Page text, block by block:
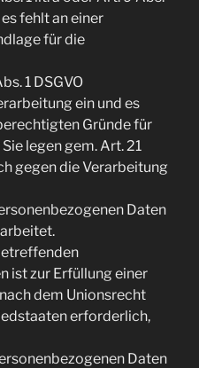
fehlt an einer
für die
1 DSGVO
ein und es
Gründe für
legen gem. Art. 21
gegen die Verarbeitung
Daten
ist zur Erfüllung einer
dem Unionsrecht
erforderlich,
Daten